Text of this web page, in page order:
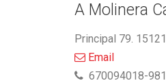
A Molinera
Principal 79.
Email
670094018-